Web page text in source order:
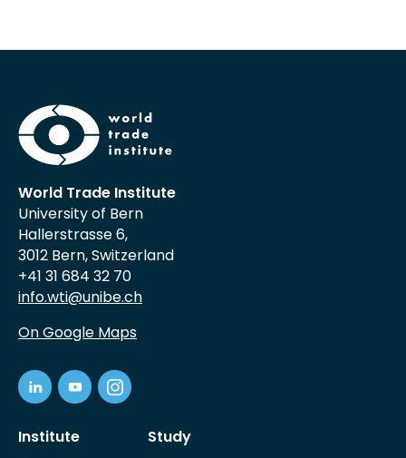
World Trade Institute
University of Bern
Hallerstrasse 6,
3012 Bern, Switzerland
+41 31 684 32 70
info.wti@unibe.ch
On Google Maps
Institute Study